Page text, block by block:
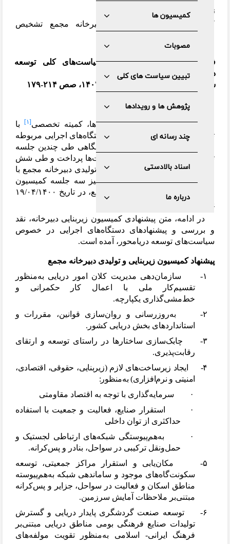
کمیسیون ها
مصوبات
تبیین سیاست های کلی
پژوهش ها و رویدادها
چند رسانه ای
اسناد بالادستی
درباره ما
نویسنده
کمیسیون زیربنایی و تولیدی دبیرخانه مجمع تشخیص
فصلنامه سیاست کلان؛ ویژه سیاست‌های کلی توسعه
دریامحور
سال یازدهم، شماره دوازدهم، پاییز ۱۴۰۲، صص ۲۱۴-۱۷۹
مقدمه
پس از نهاییشدن ایده سیاستها، کمیته تخصصی[۱]با
تشکیل پنج کارگروه با مشارکت دستگاههای اجرایی مربوطه
ورزی علمی و دانشگاهی طی چندین جلسه
تخصصی به تدوین پیش
نویس سیاستها پرداخت و طی شش
جلسه داخلی، کمیسیون زیربنایی و تولیدی دبیرخانه مجمع با
مشارکت روسای کلیه کمیتهها و نیز سه جلسه کمیسیون
مشترک به ریاست دبیر محترم مجمع، در تاریخ ۱۹/۰۴/۱۴۰۰
نویس سیاست
در ادامه، متن پیشنهادی کمیسیون زیربنایی دبیرخانه، نقد
و بررسی و پیشنهادهای دستگاههای اجرایی در خصوص
سیاستهای توسعه دریامحور، آمده است.
پیشنهاد کمیسیون زیربنایی و تولیدی دبیرخانه مجمع
۱-
سازماندهی مدیریت کلان امور دریایی بهمنظور
تقسیمکار ملی با اعمال کار حکمرانی و
خطمشیگذاری یکپارچه.
۲-
بهروزرسانی و روانسازی قوانین، مقررات و
استانداردهای بخش دریایی کشور.
۳-
چابکسازی ساختارها در راستای توسعه و ارتقای
رقابتپذیری.
۴-
ایجاد زیرساختهای لازم (زیربنایی، حقوقی، اقتصادی،
امنیتی و نرم افزاری) بهمنظور:
· سرمایهگذاری با توجه به اقتصاد مقاومتی
·
استقرار صنایع، فعالیت و جمعیت با استفاده
حداکثری از توان داخلی
· بههمپیوستگی شبکههای ارتباطی لجستیک و
حملونقل ترکیبی در سواحل، بنادر و پسکرانه.
۵-
مکانیابی و استقرار مراکز جمعیتی، توسعه
سکونتگاههای موجود و ساماندهی شبکه بههمپیوسته
مناطق اسکان و فعالیت در سواحل، جزایر و پسکرانه
مبتنیبر ملاحظات آمایش سرزمین.
۶-
توسعه صنعت گردشگری پایدار دریایی و گسترش
تولیدات صنایع فرهنگی بومی مناطق دریایی مبتنیبر
فرهنگ ایرانی- اسلامی بهمنظور تقویت مولفههای